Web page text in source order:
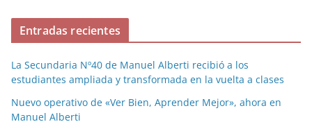
Entradas recientes
La Secundaria Nº40 de Manuel Alberti recibió a los
estudiantes ampliada y transformada en la vuelta a clases
Nuevo operativo de «Ver Bien, Aprender Mejor», ahora en
Manuel Alberti